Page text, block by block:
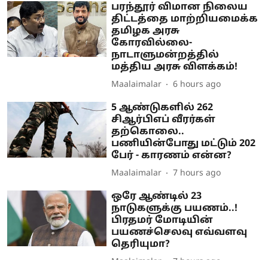
பரந்தூர் விமான நிலைய
திட்டத்தை மாற்றியமைக்க
தமிழக அரசு
கோரவில்லை-
நாடாளுமன்றத்தில்
மத்திய அரசு விளக்கம்!
Maalaimalar 6 hours ago
5 ஆண்டுகளில் 262
சிஆர்பிஎப் வீரர்கள்
தற்கொலை..
பணியின்போது மட்டும் 202
பேர் - காரணம் என்ன?
Maalaimalar 7 hours ago
ஒரே ஆண்டில் 23
நாடுகளுக்கு பயணம்..!
பிரதமர் மோடியின்
பயணச்செலவு எவ்வளவு
தெரியுமா?